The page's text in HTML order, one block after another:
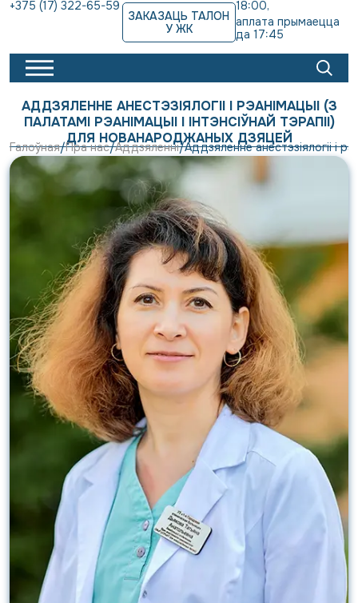
+375 (17) 322-65-59
ЗАКАЗАЦЬ ТАЛОН
У ЖК
18:00,
аплата прымаецца
да 17:45
Галоўная Пра нас Аддзяленні Аддзяленне анестэзіялогіі і
АДДЗЯЛЕННЕ АНЕСТЭЗІЯЛОГІІ І РЭАНІМАЦЫІ (З
ПАЛАТАМІ РЭАНІМАЦЫІ І ІНТЭНСІЎНАЙ ТЭРАПІІ)
ДЛЯ НОВАНАРОДЖАНЫХ ДЗЯЦЕЙ